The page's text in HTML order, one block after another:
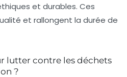
et durables. Ces
et rallongent la durée de
lutter contre les déchets
?